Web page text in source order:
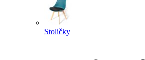
Stoličky